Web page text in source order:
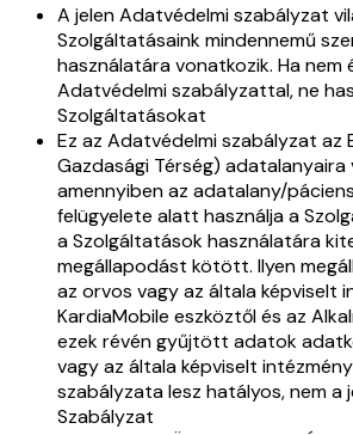
A jelen Adatvédelmi szabályzat
Szolgáltatásaink mindennemű
használatára vonatkozik. Ha nem
Adatvédelmi szabályzattal, ne
Szolgáltatásokat
Ez az Adatvédelmi szabályzat az
Gazdasági Térség) adatalanyaira
amennyiben az adatalany/
felügyelete alatt használja a
a Szolgáltatások használatára
megállapodást kötött. Ilyen
az orvos vagy az általa képviselt
KardiaMobile eszköztől és az
ezek révén gyűjtött adatok
vagy az általa képviselt
szabályzata lesz hatályos, nem a
Szabályzat